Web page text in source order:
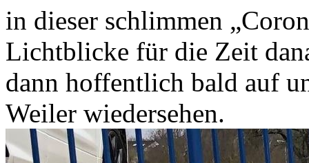
in dieser schlimmen
Lichtblicke für die Zeit
dann hoffentlich bald auf
Weiler wiedersehen.